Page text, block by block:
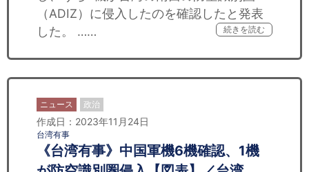
（ADIZ）に侵入したのを確認したと発表
した。 ……
続きを読む
ニュース 政治
作成日：2023年11月24日
台湾有事
《台湾有事》中国軍機6機確認、1機